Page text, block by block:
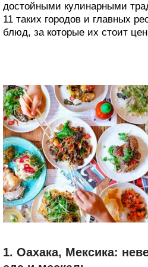
достойными кулинарными
11 таких городов и главных
блюд, за которые их стоит
1. Оахака, Мексика: